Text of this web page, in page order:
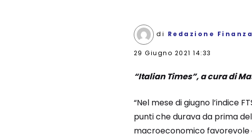
di Redazione Finanza
29 Giugno 2021 14:33
“Italian Times”, a cura di
“Nel mese di giugno l’indice
punti che durava da prima
macroeconomico favorevole